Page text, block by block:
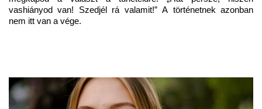
vashiányod van! Szedjél rá valamit!” A történetnek azonban
nem itt van a vége.